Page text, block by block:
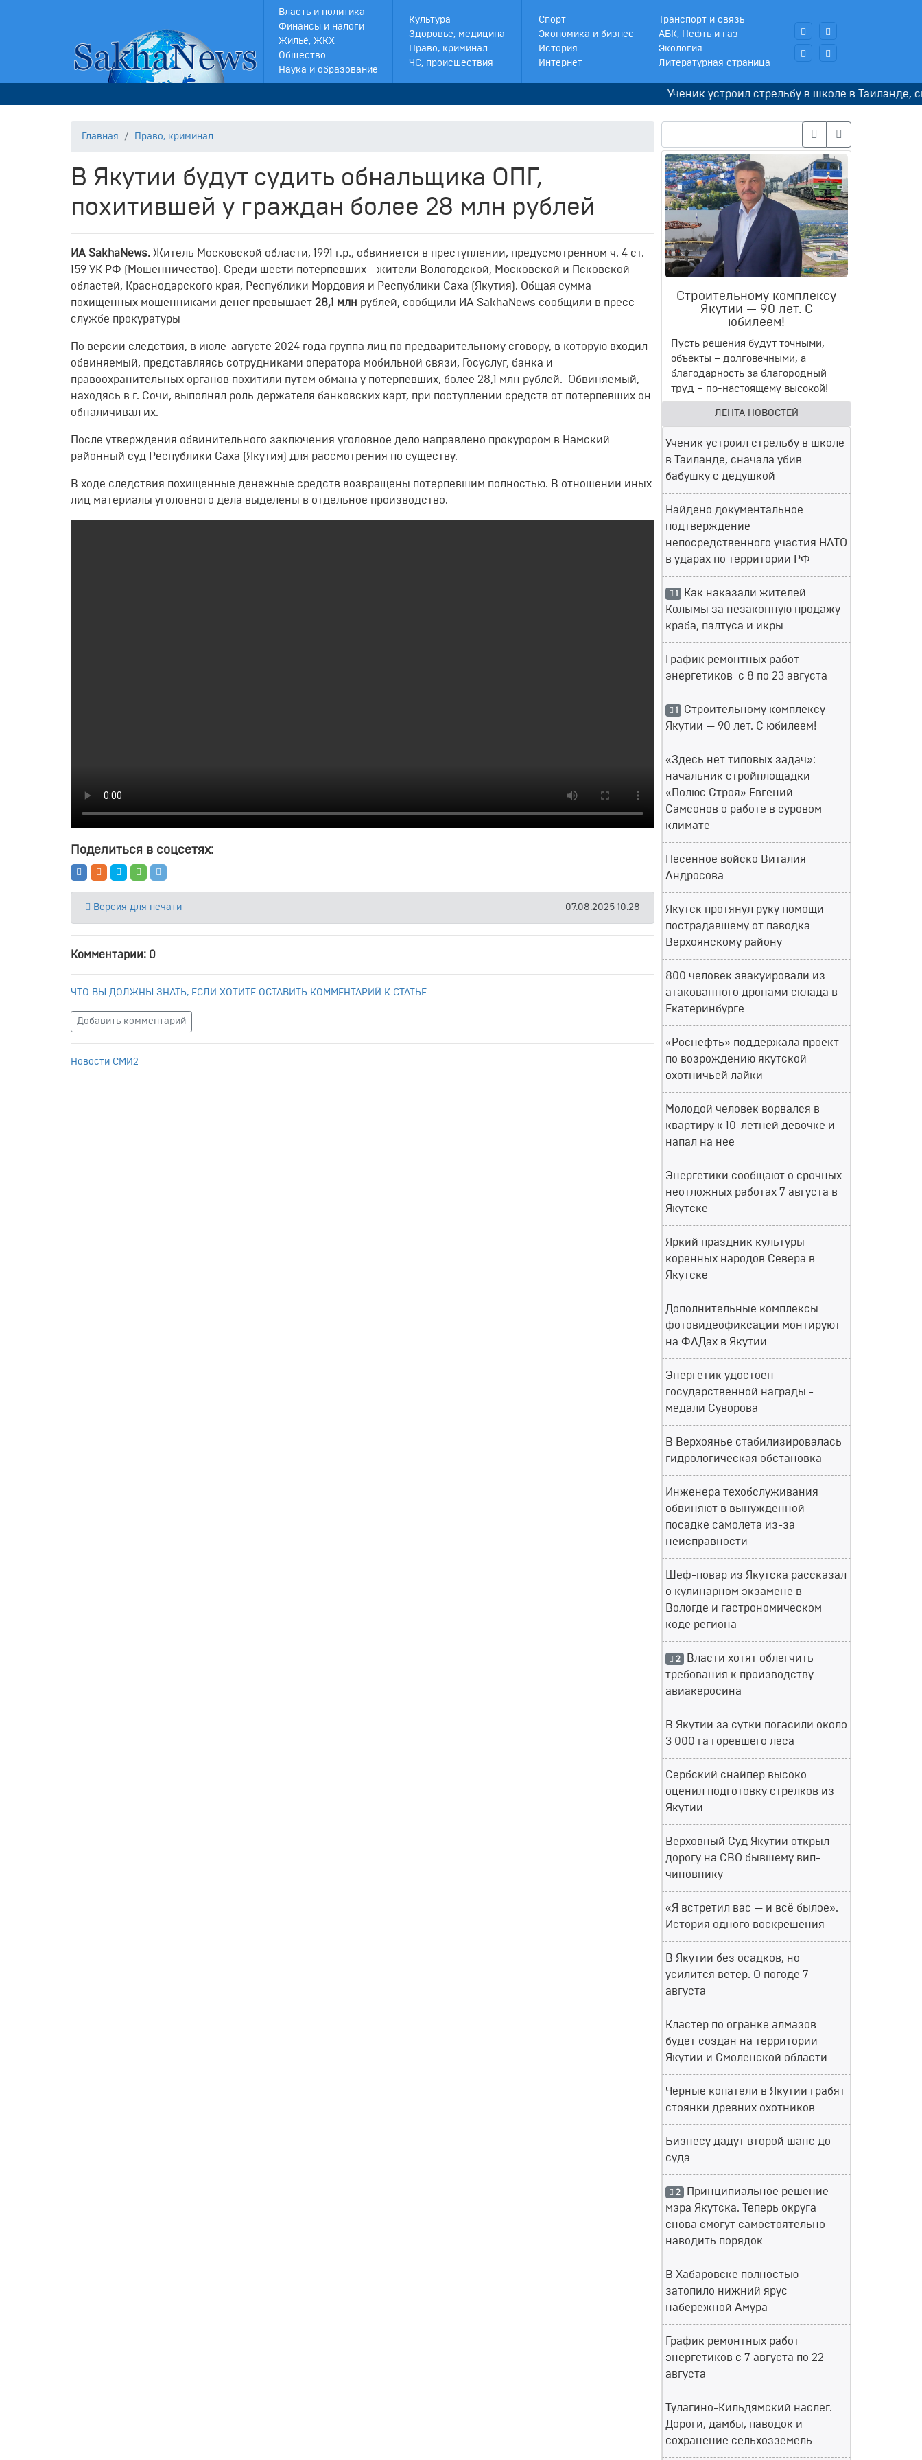
Власть и политика
Финансы и налоги
Жильё, ЖКХ
Общество
Наука и образование
Культура
Здоровье, медицина
Право, криминал
ЧС, происшествия
Спорт
Экономика и бизнес
История
Интернет
Транспорт и связь
АБК, Нефть и газ
Экология
Литературная страница
Ученик устроил стрельбу в школе в Таиланде,
Главная Право, криминал
В Якутии будут судить обнальщика ОПГ,
похитившей у граждан более 28 млн рублей
ИА SakhaNews. Житель Московской области, 1991 г.р., обвиняется в преступлении, предусмотренном ч. 4 ст.
159 УК РФ (Мошенничество). Среди шести потерпевших - жители Вологодской, Московской и Псковской
областей, Краснодарского края, Республики Мордовия и Республики Саха (Якутия). Общая сумма
похищенных мошенниками денег превышает 28,1 млн рублей, сообщили ИA SakhaNews сообщили в пресс-
службе прокуратуры
По версии следствия, в июле-августе 2024 года группа лиц по предварительному сговору, в которую входил
обвиняемый, представляясь сотрудниками оператора мобильной связи, Госуслуг, банка и
правоохранительных органов похитили путем обмана у потерпевших, более 28,1 млн рублей. Обвиняемый,
находясь в г. Сочи, выполнял роль держателя банковских карт, при поступлении средств от потерпевших он
обналичивал их.
После утверждения обвинительного заключения уголовное дело направлено прокурором в Намский
районный суд Республики Саха (Якутия) для рассмотрения по существу.
В ходе следствия похищенные денежные средств возвращены потерпевшим полностью. В отношении иных
лиц материалы уголовного дела выделены в отдельное производство.
Поделиться в соцсетях:
Версия для печати 07.08.2025 10:28
Комментарии: 0
ЧТО ВЫ ДОЛЖНЫ ЗНАТЬ, ЕСЛИ ХОТИТЕ ОСТАВИТЬ КОММЕНТАРИЙ К СТАТЬЕ
Добавить комментарий
Новости СМИ2
Строительному комплексу
Якутии — 90 лет. С
юбилеем!
Пусть решения будут точными,
объекты – долговечными, а
благодарность за благородный
труд – по-настоящему высокой!
ЛЕНТА НОВОСТЕЙ
Ученик устроил стрельбу в школе
в Таиланде, сначала убив
бабушку с дедушкой
Найдено документальное
подтверждение
непосредственного участия НАТО
в ударах по территории РФ
1 Как наказали жителей
Колымы за незаконную продажу
краба, палтуса и икры
График ремонтных работ
энергетиков с 8 по 23 августа
1 Строительному комплексу
Якутии — 90 лет. С юбилеем!
«Здесь нет типовых задач»:
начальник стройплощадки
«Полюс Строя» Евгений
Самсонов о работе в суровом
климате
Песенное войско Виталия
Андросова
Якутск протянул руку помощи
пострадавшему от паводка
Верхоянскому району
800 человек эвакуировали из
атакованного дронами склада в
Екатеринбурге
«Роснефть» поддержала проект
по возрождению якутской
охотничьей лайки
Молодой человек ворвался в
квартиру к 10-летней девочке и
напал на нее
Энергетики сообщают о срочных
неотложных работах 7 августа в
Якутске
Яркий праздник культуры
коренных народов Севера в
Якутске
Дополнительные комплексы
фотовидеофиксации монтируют
на ФАДах в Якутии
Энергетик удостоен
государственной награды -
медали Суворова
В Верхоянье стабилизировалась
гидрологическая обстановка
Инженера техобслуживания
обвиняют в вынужденной
посадке самолета из-за
неисправности
Шеф-повар из Якутска рассказал
о кулинарном экзамене в
Вологде и гастрономическом
коде региона
2 Власти хотят облегчить
требования к производству
авиакеросина
В Якутии за сутки погасили около
3 000 га горевшего леса
Сербский снайпер высоко
оценил подготовку стрелков из
Якутии
Верховный Суд Якутии открыл
дорогу на СВО бывшему вип-
чиновнику
«Я встретил вас — и всё былое».
История одного воскрешения
В Якутии без осадков, но
усилится ветер. О погоде 7
августа
Кластер по огранке алмазов
будет создан на территории
Якутии и Смоленской области
Черные копатели в Якутии грабят
стоянки древних охотников
Бизнесу дадут второй шанс до
суда
2 Принципиальное решение
мэра Якутска. Теперь округа
снова смогут самостоятельно
наводить порядок
В Хабаровске полностью
затопило нижний ярус
набережной Амура
График ремонтных работ
энергетиков с 7 августа по 22
августа
Тулагино-Кильдямский наслег.
Дороги, дамбы, паводок и
сохранение сельхозземель